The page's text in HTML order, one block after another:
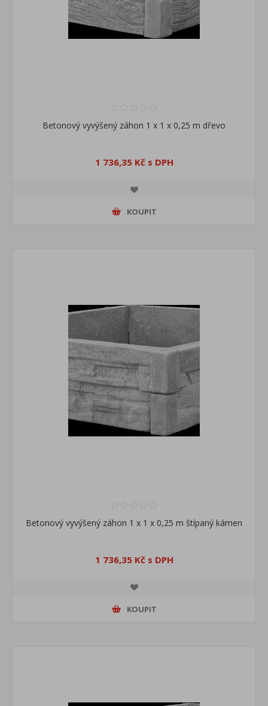
Betonový vyvýšený záhon 1 x 1 x 0,25 m dřevo
1 736,35 Kč s DPH
KOUPIT
Betonový vyvýšený záhon 1 x 1 x 0,25 m štípaný kámen
1 736,35 Kč s DPH
KOUPIT